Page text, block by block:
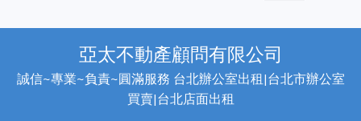
亞太不動產顧問有限公司
誠信~專業~負責~圓滿服務 台北辦公室出租|台北市辦公室
買賣|台北店面出租